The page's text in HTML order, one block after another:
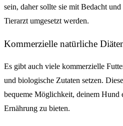
sein, daher sollte sie mit Bedacht
Tierarzt umgesetzt werden.
Kommerzielle natürliche
Es gibt auch viele kommerzielle
und biologische Zutaten setzen.
bequeme Möglichkeit, deinem Hund
Ernährung zu bieten.